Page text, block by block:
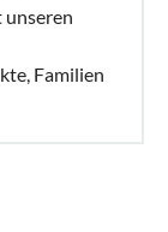
unseren
Familien